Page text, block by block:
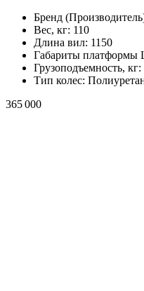
Бренд
Вес, кг: 110
Длина вил: 1150
Габариты платформы
Грузоподъемность, кг:
Тип колес:
365 000